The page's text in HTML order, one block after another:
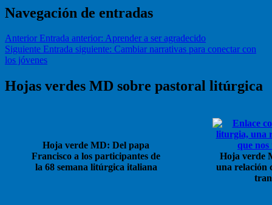
Navegación de entradas
Anterior Entrada anterior: Aprender a ser agradecido
Siguiente Entrada siguiente: Cambiar narrativas para conectar con
los jóvenes
Hojas verdes MD sobre pastoral litúrgica
Hoja verde MD: Del papa
Francisco a los participantes de
la 68 semana litúrgica italiana
Hoja verde
una relación